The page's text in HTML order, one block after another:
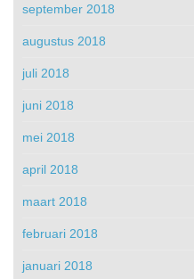
september 2018
augustus 2018
juli 2018
juni 2018
mei 2018
april 2018
maart 2018
februari 2018
januari 2018